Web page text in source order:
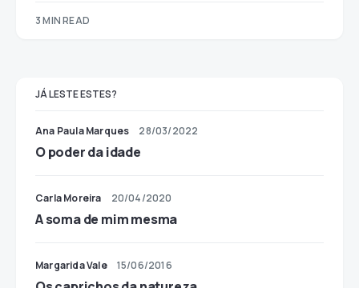
3 MIN READ
JÁ LESTE ESTES?
Ana Paula Marques 28/03/2022
O poder da idade
Carla Moreira 20/04/2020
A soma de mim mesma
Margarida Vale 15/06/2016